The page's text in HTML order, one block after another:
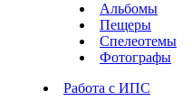
Альбомы
Пещеры
Спелеотемы
Фотографы
Работа с ИПС